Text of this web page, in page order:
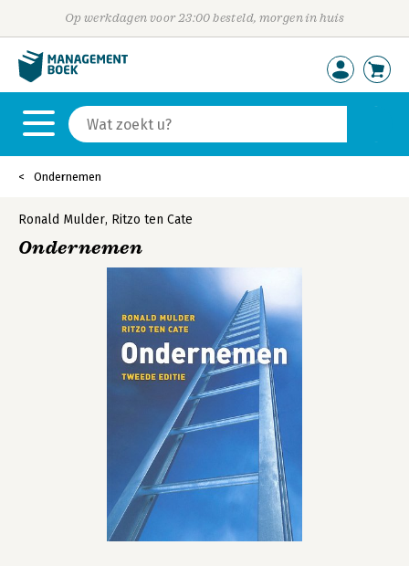
Op werkdagen voor 23:00 besteld, morgen in huis
Ondernemen
Ronald Mulder, Ritzo ten Cate
Ondernemen